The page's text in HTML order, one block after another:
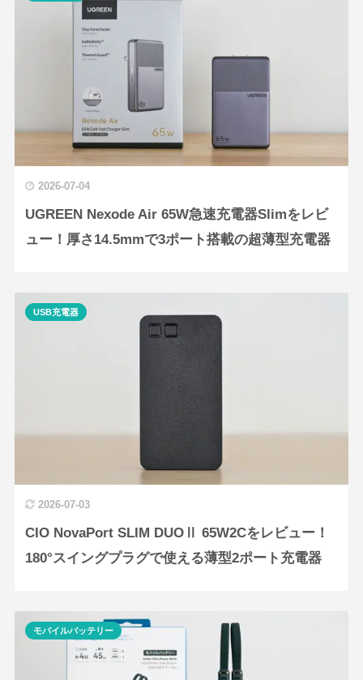
2026-07-04
UGREEN Nexode Air 65W急速充電器Slimをレビ
ュー！厚さ14.5mmで3ポート搭載の超薄型充電器
2026-07-03
CIO NovaPort SLIM DUOⅡ 65W2Cをレビュー！
180°スイングプラグで使える薄型2ポート充電器
USB充電器
モバイルバッテリー